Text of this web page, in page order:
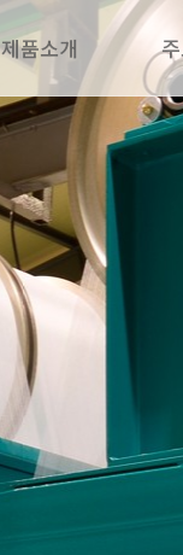
제품소개